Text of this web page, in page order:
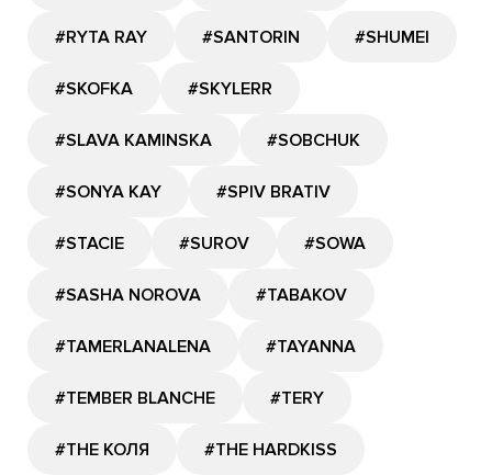
#RYTA RAY #SANTORIN #SHUMEI
#SKOFKA #SKYLERR
#SLAVA KAMINSKA #SOBCHUK
#SONYA KAY #SPIV BRATIV
#STACIE #SUROV #SOWA
#SASHA NOROVA #TABAKOV
#TAMERLANALENA #TAYANNA
#TEMBER BLANCHE #TERY
#THE КОЛЯ #THE HARDKISS